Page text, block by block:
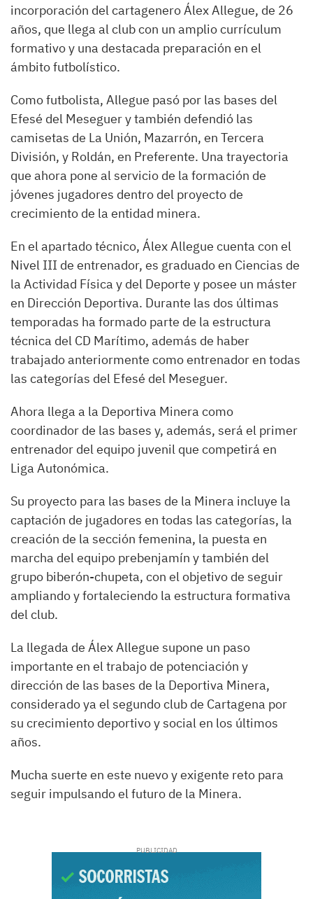
incorporación del cartagenero Álex Allegue, de 26
años, que llega al club con un amplio currículum
formativo y una destacada preparación en el
ámbito futbolístico.
Como futbolista, Allegue pasó por las bases del
Efesé del Meseguer y también defendió las
camisetas de La Unión, Mazarrón, en Tercera
División, y Roldán, en Preferente. Una trayectoria
que ahora pone al servicio de la formación de
jóvenes jugadores dentro del proyecto de
crecimiento de la entidad minera.
En el apartado técnico, Álex Allegue cuenta con el
Nivel III de entrenador, es graduado en Ciencias de
la Actividad Física y del Deporte y posee un máster
en Dirección Deportiva. Durante las dos últimas
temporadas ha formado parte de la estructura
técnica del CD Marítimo, además de haber
trabajado anteriormente como entrenador en todas
las categorías del Efesé del Meseguer.
Ahora llega a la Deportiva Minera como
coordinador de las bases y, además, será el primer
entrenador del equipo juvenil que competirá en
Liga Autonómica.
Su proyecto para las bases de la Minera incluye la
captación de jugadores en todas las categorías, la
creación de la sección femenina, la puesta en
marcha del equipo prebenjamín y también del
grupo biberón-chupeta, con el objetivo de seguir
ampliando y fortaleciendo la estructura formativa
del club.
La llegada de Álex Allegue supone un paso
importante en el trabajo de potenciación y
dirección de las bases de la Deportiva Minera,
considerado ya el segundo club de Cartagena por
su crecimiento deportivo y social en los últimos
años.
Mucha suerte en este nuevo y exigente reto para
seguir impulsando el futuro de la Minera.